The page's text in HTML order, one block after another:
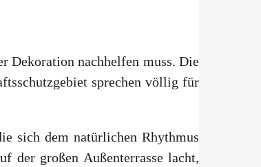
Dekoration nachhelfen muss. Die
sprechen völlig für
sich dem natürlichen Rhythmus
der großen Außenterrasse lacht,